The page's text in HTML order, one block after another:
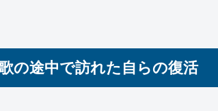
の途中で訪れた自らの復活